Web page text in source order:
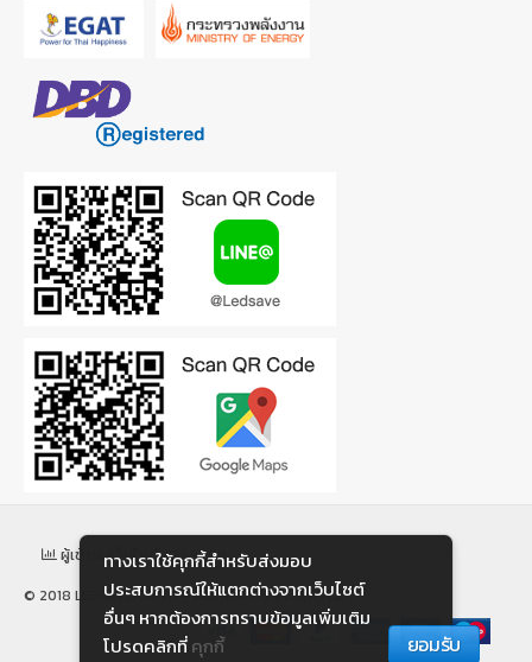
ผู้เข้าชมเว็บไซต์: 1763799
© 2018 LEDSAVE.CO.TH - ALL RIGHTS RESERVED
ทางเราใช้คุกกี้สําหรับส่งมอบ
ประสบการณ์ให้แตกต่างจากเว็บไซต์
อื่นๆ หากต้องการทราบข้อมูลเพิ่มเติม
โปรดคลิกที่คุกกี้ ยอมรับ